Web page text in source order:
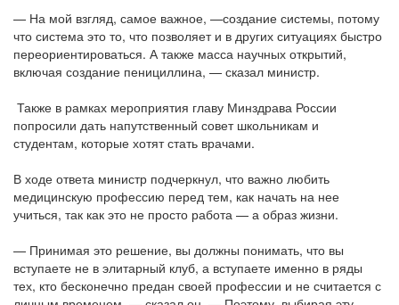
— На мой взгляд, самое важное, —создание системы, потому
что система это то, что позволяет и в других ситуациях быстро
переориентироваться. А также масса научных открытий,
включая создание пенициллина, — сказал министр.
Также в рамках мероприятия главу Минздрава России
попросили дать напутственный совет школьникам и
студентам, которые хотят стать врачами.
В ходе ответа министр подчеркнул, что важно любить
медицинскую профессию перед тем, как начать на нее
учиться, так как это не просто работа — а образ жизни.
— Принимая это решение, вы должны понимать, что вы
вступаете не в элитарный клуб, а вступаете именно в ряды
тех, кто бесконечно предан своей профессии и не считается с